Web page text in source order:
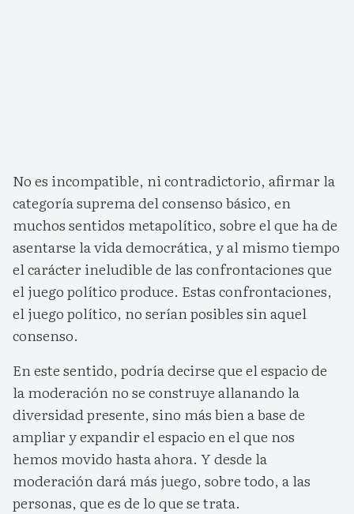
No es incompatible, ni contradictorio, afirmar la
categoría suprema del consenso básico, en
muchos sentidos metapolítico, sobre el que ha de
asentarse la vida democrática, y al mismo tiempo
el carácter ineludible de las confrontaciones que
el juego político produce. Estas confrontaciones,
el juego político, no serían posibles sin aquel
consenso.
En este sentido, podría decirse que el espacio de
la moderación no se construye allanando la
diversidad presente, sino más bien a base de
ampliar y expandir el espacio en el que nos
hemos movido hasta ahora. Y desde la
moderación dará más juego, sobre todo, a las
personas, que es de lo que se trata.